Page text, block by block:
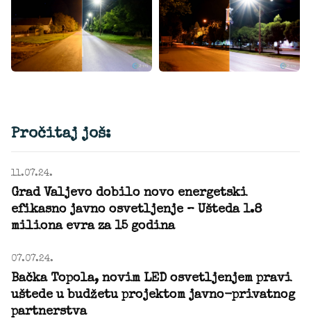
Pročitaj još:
11.07.24.
Grad Valjevo dobilo novo energetski
efikasno javno osvetljenje – Ušteda 1.8
miliona evra za 15 godina
07.07.24.
Bačka Topola, novim LED osvetljenjem pravi
uštede u budžetu projektom javno-privatnog
partnerstva